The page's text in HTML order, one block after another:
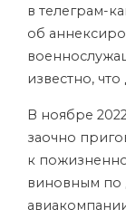
в телеграм-
об
известно,
В ноябре
заочно
к
виновным по